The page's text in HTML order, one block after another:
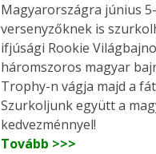
Magyarországra június
versenyzőknek is
ifjúsági Rookie
háromszoros magyar
Trophy-n vágja majd a
Szurkoljunk együtt a
kedvezménnyel!
Tovább >>>